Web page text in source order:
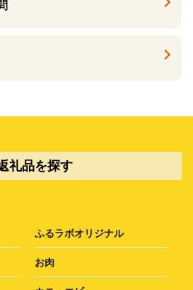
礼品を探す
ふるラボオリジナル
お肉